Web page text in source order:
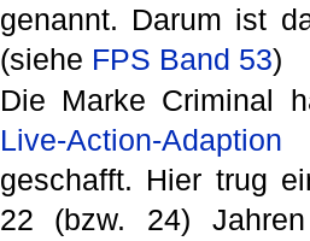
genannt. Darum ist
(siehe FPS Band 53)
Die Marke Criminal
Live-Action-Adaption
geschafft. Hier trug
22 (bzw. 24)